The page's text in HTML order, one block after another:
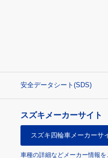
安全データシート(SDS)
スズキメーカーサイト
スズキ四輪車メーカーサ
車種の詳細などメーカー情報